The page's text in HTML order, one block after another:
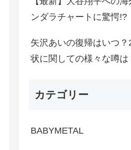
ンダラチャートに驚愕!?
矢沢あいの復帰はいつ
状に関しての様々な噂は
カテゴリー
BABYMETAL